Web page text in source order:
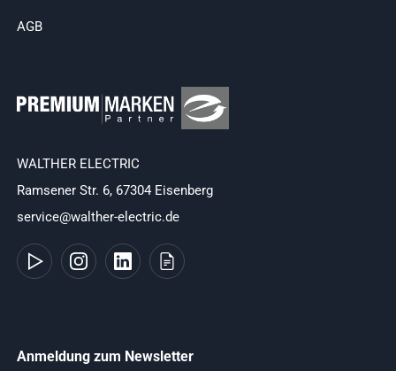
AGB
WALTHER ELECTRIC
Ramsener Str. 6, 67304 Eisenberg
service@walther-electric.de
Anmeldung zum Newsletter